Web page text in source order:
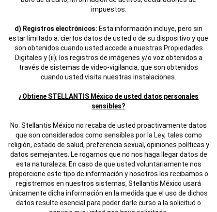
impuestos.
d) Registros electrónicos: Esta información incluye, pero sin
estar limitado a: ciertos datos de usted o de su dispositivo y que
son obtenidos cuando usted accede a nuestras Propiedades
Digitales y (ii); los registros de imágenes y/o voz obtenidos a
través de sistemas de video-vigilancia, que son obtenidos
cuando usted visita nuestras instalaciones.
¿Obtiene STELLANTIS México de usted datos personales
sensibles?
No. Stellantis México no recaba de usted proactivamente datos
que son considerados como sensibles por la Ley, tales como
religión, estado de salud, preferencia sexual, opiniones políticas y
datos semejantes. Le rogamos que no nos haga llegar datos de
esta naturaleza. En caso de que usted voluntariamente nos
proporcione este tipo de información y nosotros los recibamos o
registremos en nuestros sistemas, Stellantis México usará
únicamente dicha información en la medida que el uso de dichos
datos resulte esencial para poder darle curso a la solicitud o